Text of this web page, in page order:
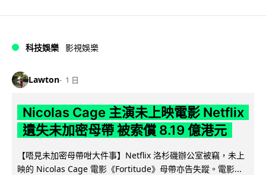
科技娛樂 影視娛樂
Lawton 1 日
Nicolas Cage 主演未上映電影 Netflix
遺失未加密母帶 被索償 8.19 億港元
【唔見未加密母帶咁大件事】Netflix 洛杉磯辦公室被竊，未上
映的 Nicolas Cage 電影《Fortitude》母帶亦告失蹤。電影...